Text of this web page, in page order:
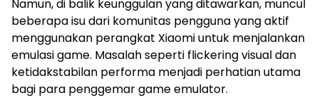
Namun, di balik keunggulan yang ditawarkan, muncul
beberapa isu dari komunitas pengguna yang aktif
menggunakan perangkat Xiaomi untuk menjalankan
emulasi game. Masalah seperti flickering visual dan
ketidakstabilan performa menjadi perhatian utama
bagi para penggemar game emulator.